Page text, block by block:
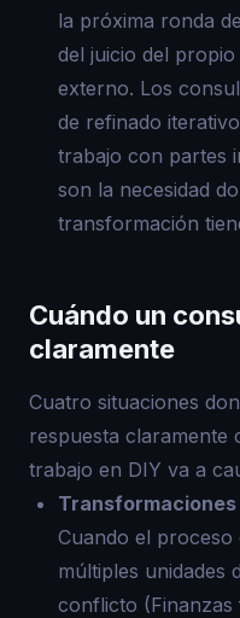
la próxima ronda
del juicio del
externo. Los
de refinado
trabajo con partes
son la necesidad
transformación
Cuándo un
claramente
Cuatro situaciones
respuesta claramente
trabajo en DIY va a
Cuando el
múltiples unidades
conflicto (Finanzas